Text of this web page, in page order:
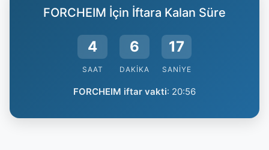
FORCHEIM İçin İftara Kalan Süre
4
SAAT
6
DAKIKA
16
SANIYE
FORCHEIM iftar vakti: 20:56